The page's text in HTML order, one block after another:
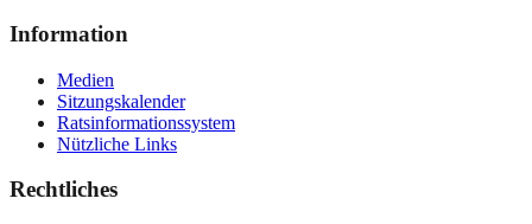
Information
Medien
Sitzungskalender
Ratsinformationssystem
Nützliche Links
Rechtliches